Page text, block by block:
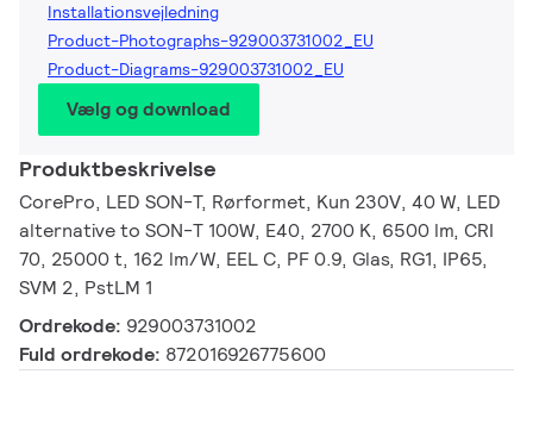
Installationsvejledning
Product-Photographs-929003731002_EU
Product-Diagrams-929003731002_EU
Vælg og download
Produktbeskrivelse
CorePro, LED SON-T, Rørformet, Kun 230V, 40 W, LED
alternative to SON-T 100W, E40, 2700 K, 6500 lm, CRI
70, 25000 t, 162 lm/W, EEL C, PF 0.9, Glas, RG1, IP65,
SVM 2, PstLM 1
Ordrekode: 929003731002
Fuld ordrekode: 872016926775600